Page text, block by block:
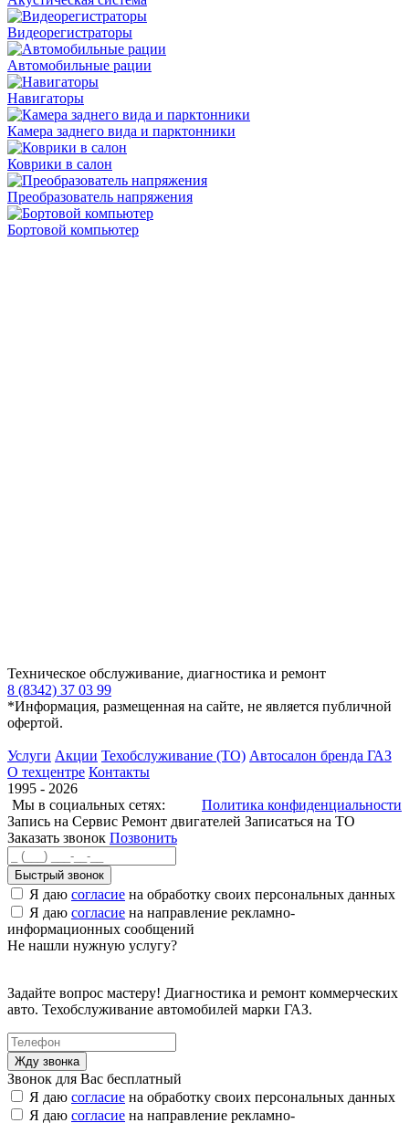
Видеорегистраторы
Автомобильные рации
Навигаторы
Камера заднего вида и парктонники
Коврики в салон
Преобразователь напряжения
Бортовой компьютер
Техническое обслуживание, диагностика и ремонт
8 (8342) 37 03 99
*Информация, размещенная на сайте, не является публичной
офертой.
Услуги Акции Техобслуживание (ТО) Автосалон бренда ГАЗ
О техцентре Контакты
1995 - 2026
Мы в социальных сетях:
Политика конфиденциальности
Запись на Сервис Ремонт двигателей Записаться на ТО
Заказать звонок Позвонить
Быстрый звонок
Я даю согласие на обработку своих персональных данных
Я даю согласие на направление рекламно-
информационных сообщений
Не нашли нужную услугу?
Задайте вопрос мастеру! Диагностика и ремонт коммерческих
авто. Техобслуживание автомобилей марки ГАЗ.
Звонок для Вас бесплатный
Я даю согласие на обработку своих персональных данных
Я даю согласие на направление рекламно-